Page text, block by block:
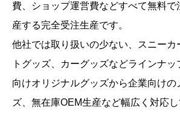
費、ショップ運営費などすべて無料で
産する完全受注生産です。
他社では取り扱いの少ない、スニーカ
トグッズ、カーグッズなどラインナ
向けオリジナルグッズから企業向けの
ズ、無在庫OEM生産など幅広く対応し